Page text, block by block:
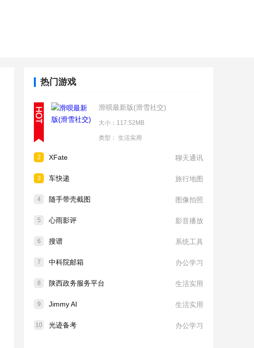
热门游戏
滑呗最新版(滑雪社交)
大小：117.52MB
类型： 生活实用
2 XFate 聊天通讯
3 车快递 旅行地图
4 随手带壳截图 图像拍照
5 心雨影评 影音播放
6 搜谱 系统工具
7 中科院邮箱 办公学习
8 陕西政务服务平台 生活实用
9 Jimmy AI 生活实用
10 光迹备考 办公学习